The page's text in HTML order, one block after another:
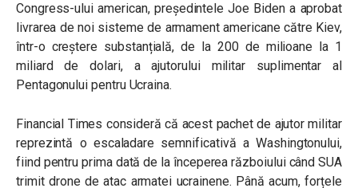
Congress-ului american, președintele Joe Biden a aprobat
livrarea de noi sisteme de armament americane către Kiev,
într-o creștere substanțială, de la 200 de milioane la 1
miliard de dolari, a ajutorului militar suplimentar al
Pentagonului pentru Ucraina.
Financial Times consideră că acest pachet de ajutor militar
reprezintă o escaladare semnificativă a Washingtonului,
fiind pentru prima dată de la începerea războiului când SUA
trimit drone de atac armatei ucrainene. Până acum, forțele